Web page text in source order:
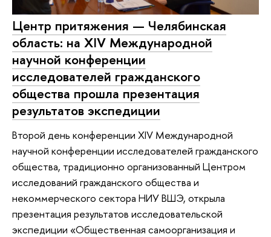
Центр притяжения — Челябинская
область: на XIV Международной
научной конференции
исследователей гражданского
общества прошла презентация
результатов экспедиции
Второй день конференции XIV Международной
научной конференции исследователей гражданского
общества, традиционно организованный Центром
исследований гражданского общества и
некоммерческого сектора НИУ ВШЭ, открыла
презентация результатов исследовательской
экспедиции «Общественная самоорганизация и